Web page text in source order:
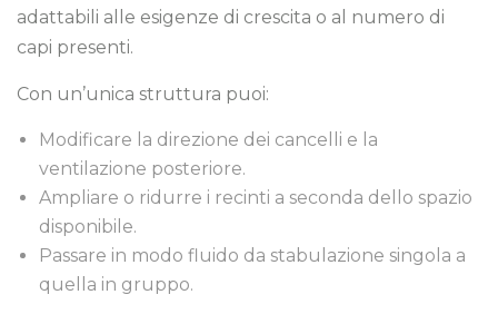
adattabili alle esigenze di crescita o al numero di
capi presenti.
Con un’unica struttura puoi:
Modificare la direzione dei cancelli e la
ventilazione posteriore.
Ampliare o ridurre i recinti a seconda dello spazio
disponibile.
Passare in modo fluido da stabulazione singola a
quella in gruppo.